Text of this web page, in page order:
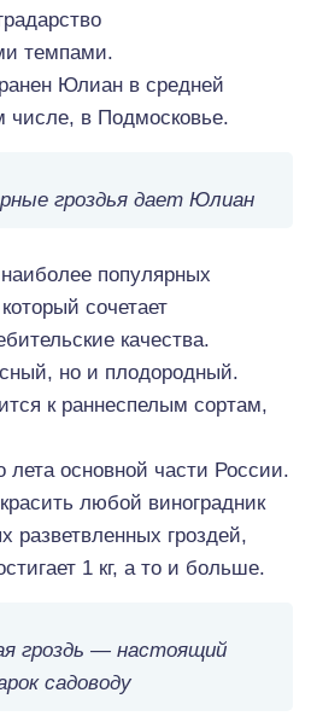
темпами.
Юлиан в средней
числе, в Подмосковье.
гроздья дает Юлиан
популярных
сочетает
качества.
, но и плодородный.
к раннеспелым сортам,
лета основной части России.
любой виноградник
разветвленных гроздей,
1 кг, а то и больше.
гроздь — настоящий
садоводу